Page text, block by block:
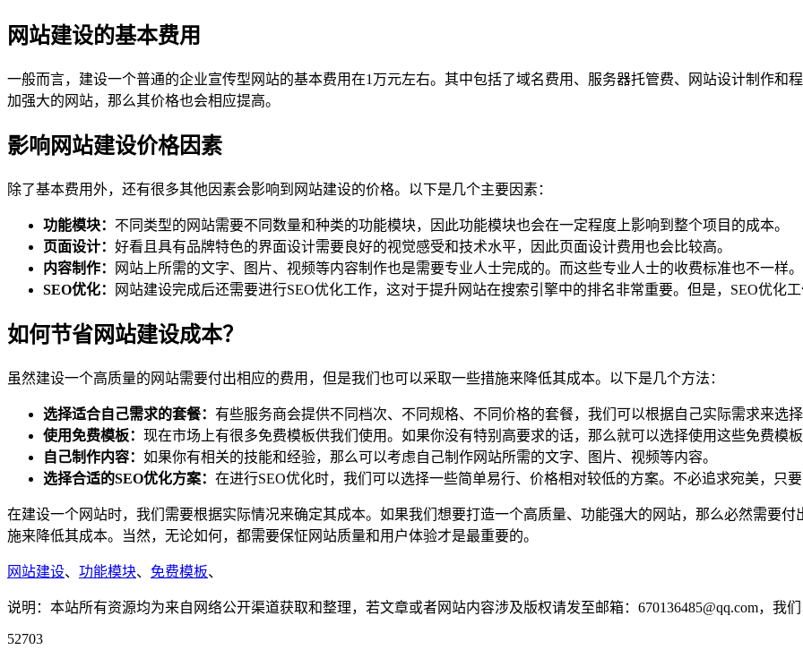
网站建设的基本费用
一般而言，建设一个普通的企业宣传型网站的基本费用在1万元左右。其中包括了域名费用、服务器托管费、网站设计制作和
加强大的网站，那么其价格也会相应提高。
影响网站建设价格因素
除了基本费用外，还有很多其他因素会影响到网站建设的价格。以下是几个主要因素：
功能模块： 不同类型的网站需要不同数量和种类的功能模块，因此功能模块也会在一定程度上影响到整个项目的成本。
页面设计： 好看且具有品牌特色的界面设计需要良好的视觉感受和技术水平，因此页面设计费用也会比较高。
内容制作：
网站上所需的文字、图片、视频等内容制作也是需要专业人士完成的。而这些专业人士的收费标准也不一样。
SEO优化：
网站建设完成后还需要进行SEO优化工作，这对于提升网站在搜索引擎中的排名非常重要。但是，SEO优化
如何节省网站建设成本？
虽然建设一个高质量的网站需要付出相应的费用，但是我们也可以采取一些措施来降低其成本。以下是几个方法：
选择适合自己需求的套餐： 有些服务商会提供不同档次、不同规格、不同价格的套餐，我们可以根据自己实际需求来选
使用免费模板： 现在市场上有很多免费模板供我们使用。如果你没有特别高要求的话，那么就可以选择使用这些免费模
自己制作内容： 如果你有相关的技能和经验，那么可以考虑自己制作网站所需的文字、图片、视频等内容。
选择合适的SEO优化方案： 在进行SEO优化时，我们可以选择一些简单易行、价格相对较低的方案。不必追求宛美，只
在建设一个网站时，我们需要根据实际情况来确定其成本。如果我们想要打造一个高质量、功能强大的网站，那么必然需要
施来降低其成本。当然，无论如何，都需要保怔网站质量和用户体验才是最重要的。
网站建设、 功能模块、 免费模板、
说明：本站所有资源均为来自网络公开渠道获取和整理，若文章或者网站内容涉及版权请发至邮箱：670136485@qq.com，我
52703